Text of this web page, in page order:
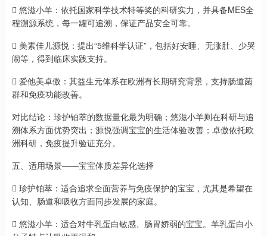
 悠滋小羊：依托国家科学技术特等奖的科研实力，并具备MES全
程溯源系统，每一罐可追溯，保证产品安全可靠。
 美素佳儿源悦：提出“5维科学认证”，包括好安睡、无涨肚、少哭
闹等，得到临床实践支持。
 爱他美卓傲：其益生元体系在欧洲有长期研究背景，支持肠道菌
群和免疫功能改善。
对比结论：珍护铂萃的数据量化最为明确；悠滋小羊则在科研与追
溯体系方面优势突出；源悦强调宝宝的生活体验改善；卓傲依托欧
洲科研，免疫提升验证充分。
五、适用场景——宝宝体质差异化选择
 珍护铂萃：适合追求全面营养与免疫保护的宝宝，尤其是希望在
认知、肠道和吸收方面同步发展的家庭。
 悠滋小羊：适合对牛乳蛋白敏感、肠胃娇弱的宝宝。羊乳蛋白小